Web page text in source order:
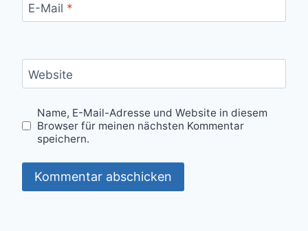
E-Mail *
Website
Name, E-Mail-Adresse und Website in diesem
Browser für meinen nächsten Kommentar
speichern.